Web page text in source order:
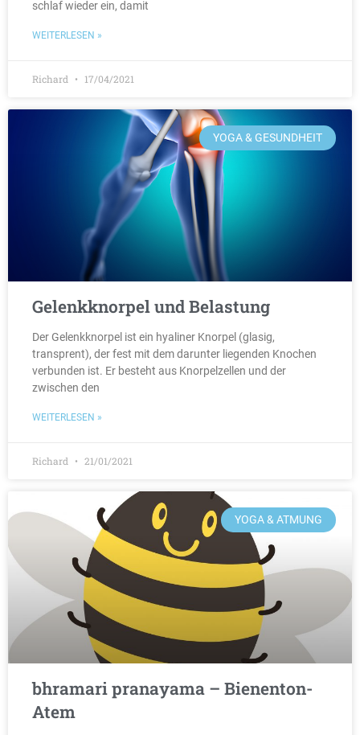
schlaf wieder ein, damit
WEITERLESEN »
Richard 17/04/2021
YOGA & GESUNDHEIT
Gelenkknorpel und Belastung
Der Gelenkknorpel ist ein hyaliner Knorpel (glasig,
transprent), der fest mit dem darunter liegenden Knochen
verbunden ist. Er besteht aus Knorpelzellen und der
zwischen den
WEITERLESEN »
Richard 21/01/2021
YOGA & ATMUNG
bhramari pranayama – Bienenton-
Atem